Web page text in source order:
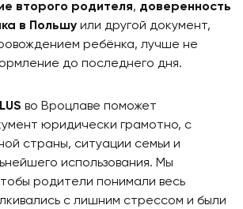
второго родителя, доверенность
в Польшу или другой документ,
ребёнка, лучше не
до последнего дня.
во Вроцлаве поможет
юридически грамотно, с
страны, ситуации семьи и
использования. Мы
родители понимали весь
с лишним стрессом и были